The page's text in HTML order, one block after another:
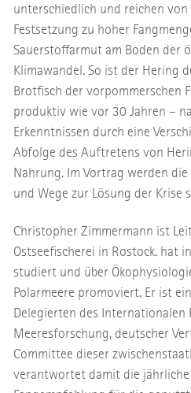
unterschiedlich und reichen
Festsetzung zu hoher
Sauerstoffarmut am Boden der
Klimawandel. So ist der Hering
Brotfisch der vorpommerschen
produktiv wie vor 30 Jahren –
Erkenntnissen durch eine
Abfolge des Auftretens von
Nahrung. Im Vortrag werden
und Wege zur Lösung der Krise
Christopher Zimmermann ist
Ostseefischerei in Rostock. hat
studiert und über
Polarmeere promoviert. Er ist
Delegierten des Internationalen
Meeresforschung, deutscher
Committee dieser
verantwortet damit die